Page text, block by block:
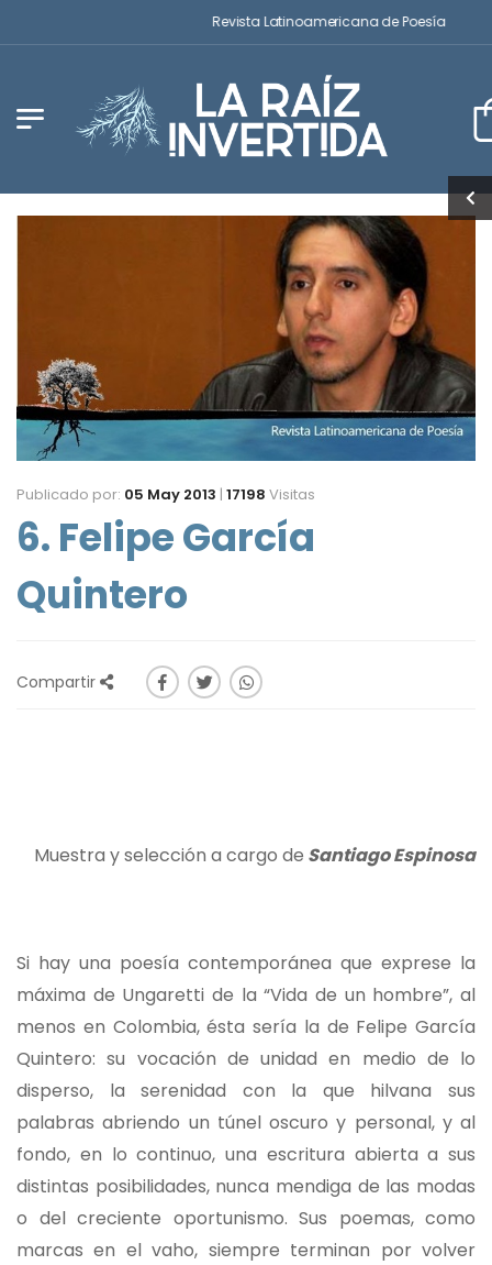
Revista Latinoamericana de Poesía
Publicado por: 05 May 2013 | 17198 Visitas
6. Felipe García
Quintero
Compartir
Muestra y selección a cargo de Santiago Espinosa
Si hay una poesía contemporánea que exprese la
máxima de Ungaretti de la “Vida de un hombre”, al
menos en Colombia, ésta sería la de Felipe García
Quintero: su vocación de unidad en medio de lo
disperso, la serenidad con la que hilvana sus
palabras abriendo un túnel oscuro y personal, y al
fondo, en lo continuo, una escritura abierta a sus
distintas posibilidades, nunca mendiga de las modas
o del creciente oportunismo. Sus poemas, como
marcas en el vaho, siempre terminan por volver